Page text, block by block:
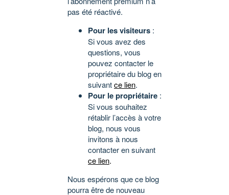
pas été réactivé.
Pour les visiteurs :
Si vous avez des
questions, vous
pouvez contacter le
propriétaire du blog en
suivantce lien.
Pour le propriétaire :
Si vous souhaitez
rétablir l’accès à votre
blog, nous vous
invitons à nous
contacter en suivant
ce lien.
Nous espérons que ce blog
pourra être de nouveau